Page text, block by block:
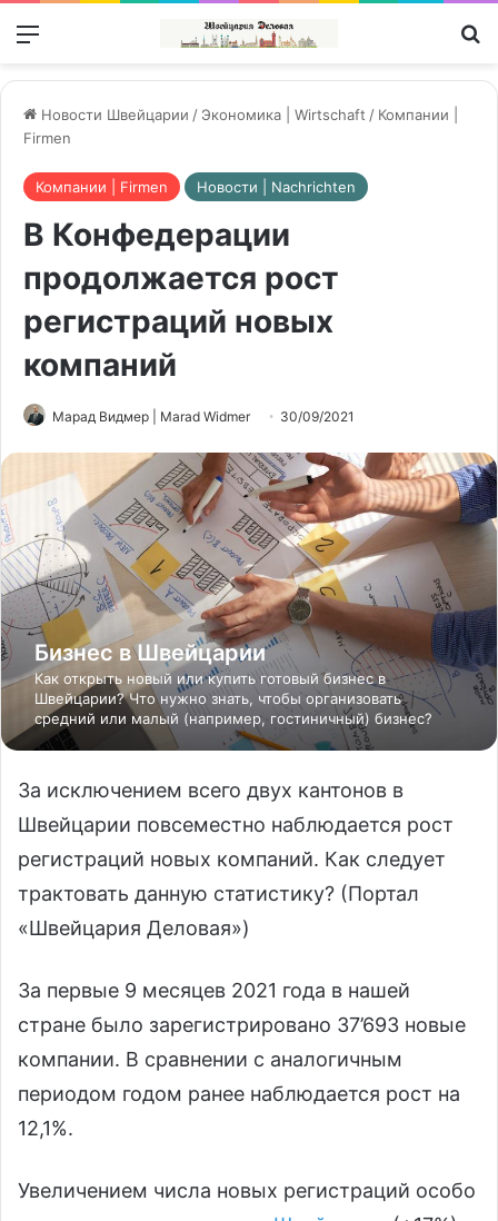
Меню
Новости Швейцарии / Экономика | Wirtschaft / Компании |
Firmen
Компании | Firmen Новости | Nachrichten
В Конфедерации
продолжается рост
регистраций новых
компаний
Марад Видмер | Marad Widmer 30/09/2021
Бизнес в Швейцарии
Как открыть новый или купить готовый бизнес в
Швейцарии? Что нужно знать, чтобы организовать
средний или малый (например, гостиничный) бизнес?
За исключением всего двух кантонов в
Швейцарии повсеместно наблюдается рост
регистраций новых компаний. Как следует
трактовать данную статистику? (Портал
«Швейцария Деловая»)
За первые 9 месяцев 2021 года в нашей
стране было зарегистрировано 37’693 новые
компании. В сравнении с аналогичным
периодом годом ранее наблюдается рост на
12,1%.
Увеличением числа новых регистраций особо